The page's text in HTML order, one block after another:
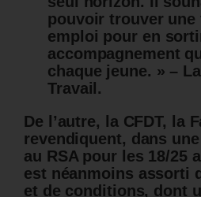
pouvoir trouver
emploi pour en
accompagnement
chaque jeune. » –
Travail.
De l’autre, la CFDT, la
revendiquent, dans
au RSA pour les 18/25
est néanmoins assorti
et de conditions, dont